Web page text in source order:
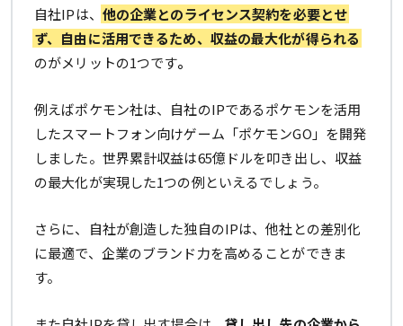
自社IPは、 他の企業とのライセンス契約を必要とせ
ず、自由に活用できるため、収益の最大化が得られる
のがメリットの1つです。
例えばポケモン社は、自社のIPであるポケモンを活用
したスマートフォン向けゲーム「ポケモンGO」を開発
しました。世界累計収益は65億ドルを叩き出し、収益
の最大化が実現した1つの例といえるでしょう。
さらに、自社が創造した独自のIPは、他社との差別化
に最適で、企業のブランド力を高めることができま
す。